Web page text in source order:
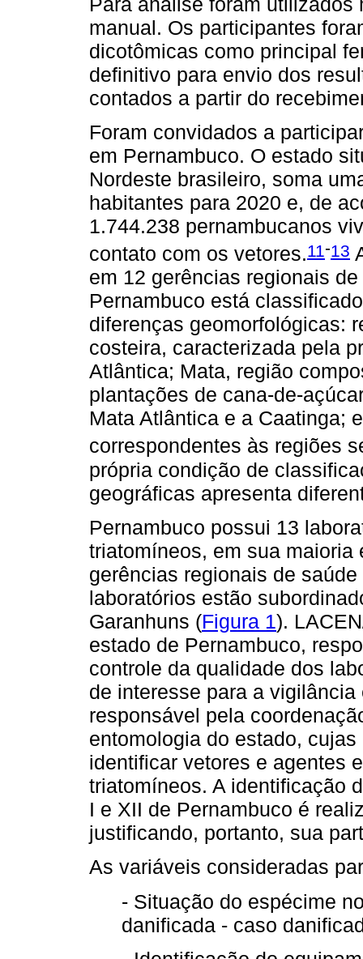
manual. Os participantes
dicotômicas como principal
definitivo para envio dos
contados a partir do
Foram convidados a
em Pernambuco. O estado
Nordeste brasileiro, soma
habitantes para 2020 e, de
1.744.238 pernambucanos
contato com os vetores.11-13
em 12 gerências regionais
Pernambuco está
diferenças geomorfológicas:
costeira, caracterizada pela
Atlântica; Mata, região
plantações de cana-de-
Mata Atlântica e a Caatinga;
correspondentes às regiões
própria condição de
geográficas apresenta
Pernambuco possui 13
triatomíneos, em sua
gerências regionais de
laboratórios estão
Garanhuns (Figura 1).
estado de Pernambuco,
controle da qualidade dos
de interesse para a
responsável pela
entomologia do estado,
identificar vetores e agentes
triatomíneos. A identificação
I e XII de Pernambuco é
justificando, portanto, sua
As variáveis consideradas
- Situação do espécime
danificada - caso